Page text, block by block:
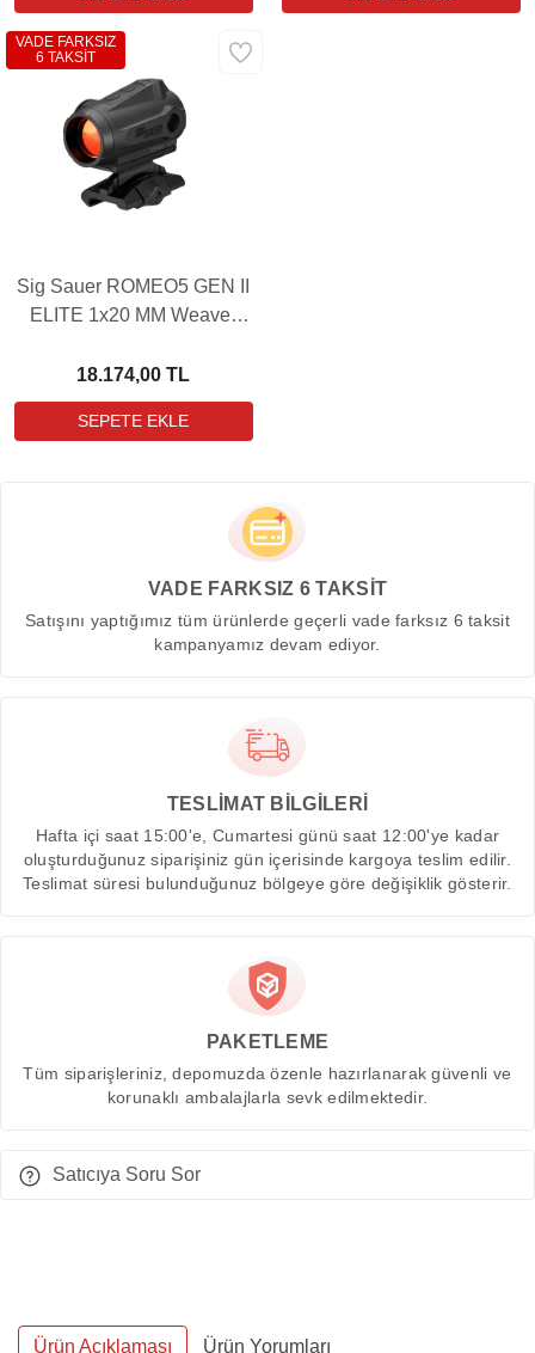
Sig Sauer ROMEO5 GEN II
ELITE 1x20 MM Weaver
Sight
18.174,00 TL
VADE FARKSIZ
6 TAKSİT
VADE FARKSIZ 6 TAKSİT
Satışını yaptığımız tüm ürünlerde geçerli vade farksız 6 taksit
kampanyamız devam ediyor.
TESLİMAT BİLGİLERİ
Hafta içi saat 15:00'e, Cumartesi günü saat 12:00'ye kadar
oluşturduğunuz siparişiniz gün içerisinde kargoya teslim edilir.
Teslimat süresi bulunduğunuz bölgeye göre değişiklik gösterir.
PAKETLEME
Tüm siparişleriniz, depomuzda özenle hazırlanarak güvenli ve
korunaklı ambalajlarla sevk edilmektedir.
Satıcıya Soru Sor
Ürün Açıklaması Ürün Yorumları